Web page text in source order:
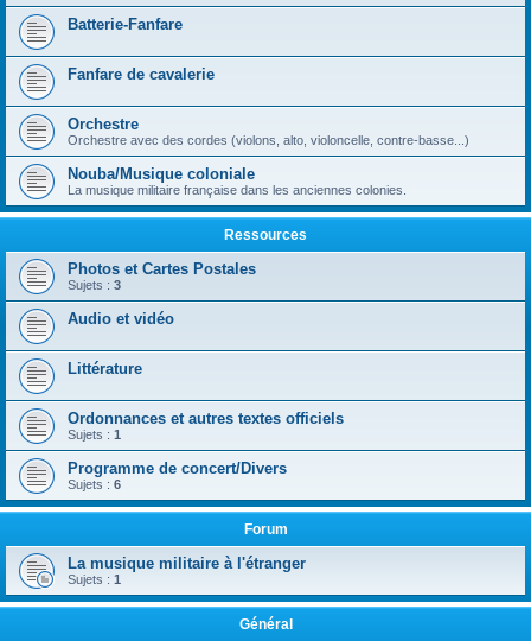
Batterie-Fanfare
Fanfare de cavalerie
Orchestre
Orchestre avec des cordes (violons, alto, violoncelle, contre-basse...)
Nouba/Musique coloniale
La musique militaire française dans les anciennes colonies.
Ressources
Photos et Cartes Postales
Sujets : 3
Audio et vidéo
Littérature
Ordonnances et autres textes officiels
Sujets : 1
Programme de concert/Divers
Sujets : 6
Forum
La musique militaire à l'étranger
Sujets : 1
Général